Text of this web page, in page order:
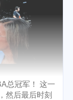
总冠军！ 这一
然后最后时刻